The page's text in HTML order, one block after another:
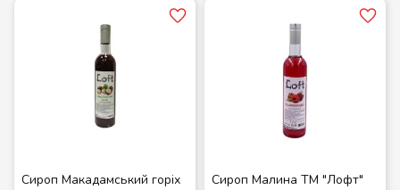
Сироп Макадамський горіх
Сироп Малина ТМ "Лофт"